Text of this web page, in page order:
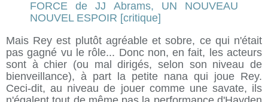
Mais Rey est plutôt agréable et sobre, ce qui n'était
pas gagné vu le rôle... Donc non, en fait, les acteurs
sont à chier (ou mal dirigés, selon son niveau de
bienveillance), à part la petite nana qui joue Rey.
Ceci-dit, au niveau de jouer comme une savate, ils